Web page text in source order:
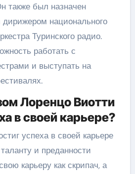
также был назначен
национального
Туринского радио.
работать с
и выступать на
Лоренцо Виотти
в своей карьере?
успеха в своей карьере
и преданности
карьеру как скрипач, а